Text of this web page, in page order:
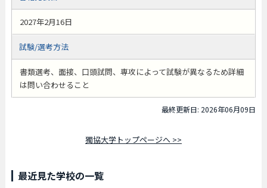
2027年2月16日
試験/選考方法
書類選考、面接、口頭試問、専攻によって試験が異なるため詳細
は問い合わせること
最終更新日: 2026年06月09日
獨協大学トップページへ >>
最近見た学校の一覧